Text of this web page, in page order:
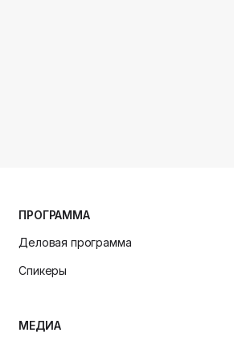
ПРОГРАММА
Деловая программа
Спикеры
МЕДИА